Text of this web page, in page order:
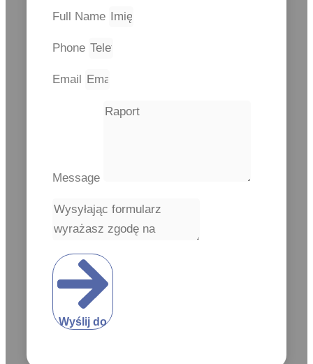
Full Name
Phone
Email
Message
Wyślij do